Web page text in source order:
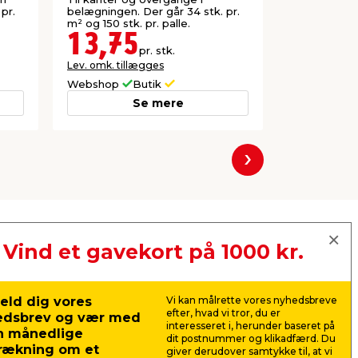
belægningen. Der går 34 stk. pr.
m² og 150 stk. pr. palle.
13,75pr. stk.
Lev. omk. tillægges
Webshop Butik
Se mere
Næste
Vind et gavekort på 1000 kr.
dig vores
og vær med
månedlige
om et
Vi kan målrette vores nyhedsbreve
efter, hvad vi tror, du er
interesseret i, herunder baseret på
dit postnummer og klikadfærd. Du
giver derudover samtykke til, at vi